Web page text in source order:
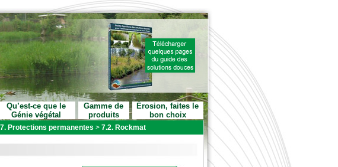
Qu’est-ce que le
Génie végétal
Gamme de
produits
Érosion, faites le
bon choix
7. Protections permanentes > 7.2. Rockmat